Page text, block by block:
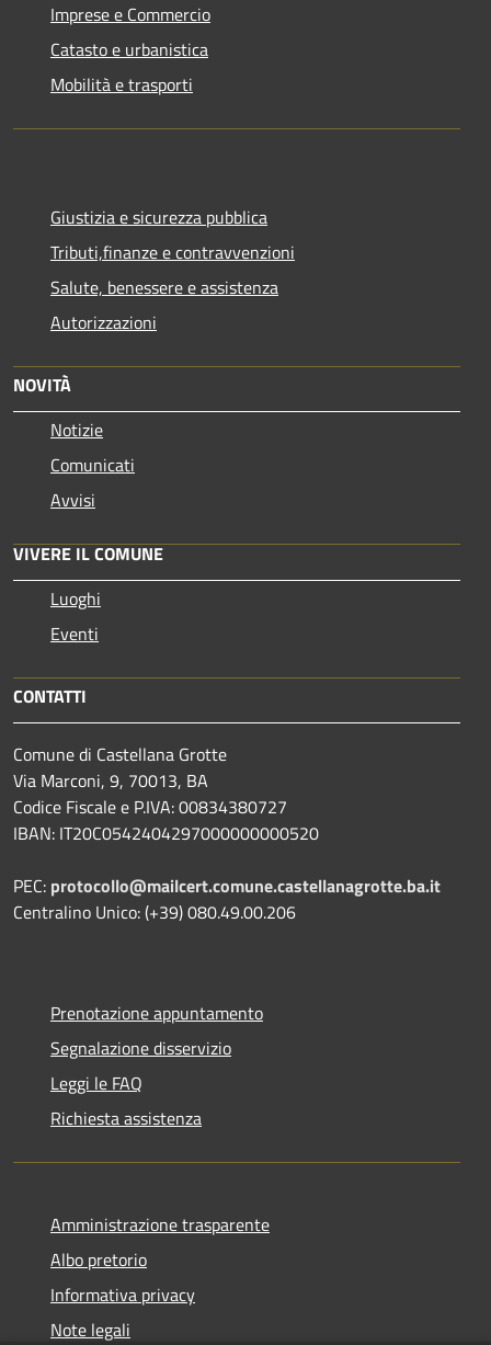
Imprese e Commercio
Catasto e urbanistica
Mobilità e trasporti
Giustizia e sicurezza pubblica
Tributi,finanze e contravvenzioni
Salute, benessere e assistenza
Autorizzazioni
NOVITÀ
Notizie
Comunicati
Avvisi
VIVERE IL COMUNE
Luoghi
Eventi
CONTATTI
Comune di Castellana Grotte
Via Marconi, 9, 70013, BA
Codice Fiscale e P.IVA: 00834380727
IBAN: IT20C0542404297000000000520
PEC: protocollo@mailcert.comune.castellanagrotte.ba.it
Centralino Unico: (+39) 080.49.00.206
Prenotazione appuntamento
Segnalazione disservizio
Leggi le FAQ
Richiesta assistenza
Amministrazione trasparente
Albo pretorio
Informativa privacy
Note legali